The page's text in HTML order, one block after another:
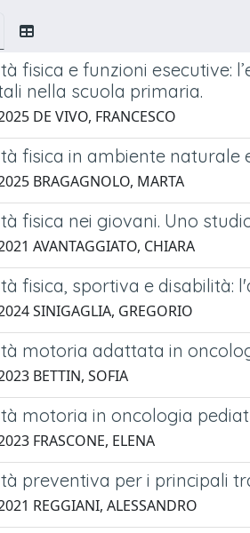
fisica e funzioni esecutive:
nella scuola primaria.
DE VIVO, FRANCESCO
fisica in ambiente naturale
BRAGAGNOLO, MARTA
fisica nei giovani. Uno
AVANTAGGIATO, CHIARA
fisica, sportiva e disabilità:
SINIGAGLIA, GREGORIO
motoria adattata in
BETTIN, SOFIA
motoria in oncologia
FRASCONE, ELENA
preventiva per i principali
REGGIANI, ALESSANDRO